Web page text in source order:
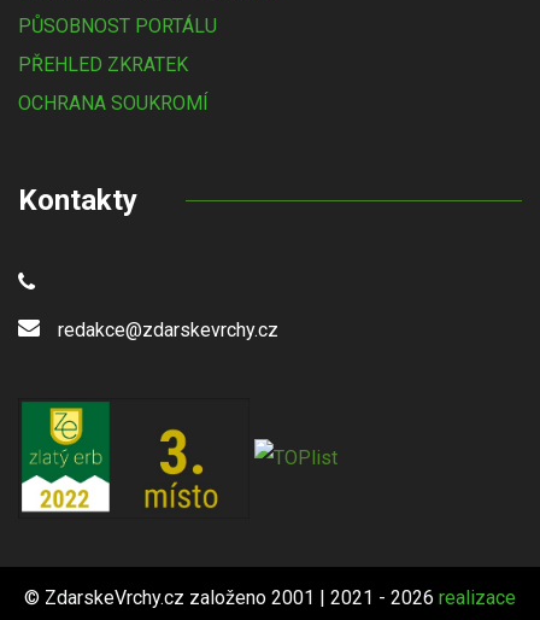
PŮSOBNOST PORTÁLU
PŘEHLED ZKRATEK
OCHRANA SOUKROMÍ
Kontakty
redakce@zdarskevrchy.cz
© ZdarskeVrchy.cz založeno 2001 | 2021 - 2026 realizace